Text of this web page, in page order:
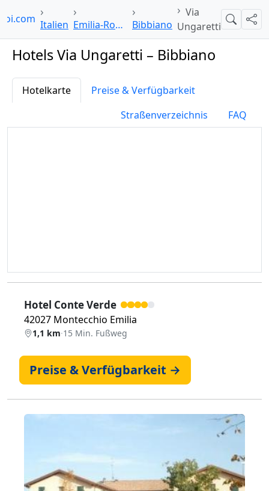
Italien Emilia-Romagna Bibbiano
Via
Ungaretti
Suche
Hotels Via Ungaretti – Bibbiano
Hotelkarte
Preise & Verfügbarkeit
Straßenverzeichnis
FAQ
Hotel Conte Verde
42027 Montecchio Emilia
1,1 km·15 Min. Fußweg
Preise & Verfügbarkeit →